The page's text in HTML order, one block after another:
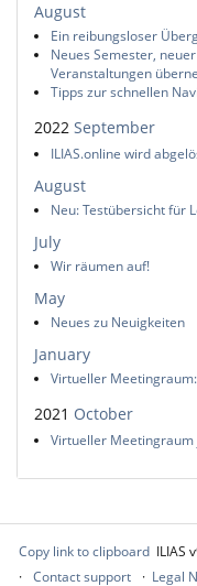
August
Ein reibungsloser
Neues Semester,
Veranstaltungen
Tipps zur schnellen
2022 September
ILIAS.online wird
August
Neu: Testübersicht für
July
Wir räumen auf!
May
Neues zu Neuigkeiten
January
Virtueller
2021 October
Virtueller Meetingraum
Copy link to clipboard ILIAS
Contact support
Legal